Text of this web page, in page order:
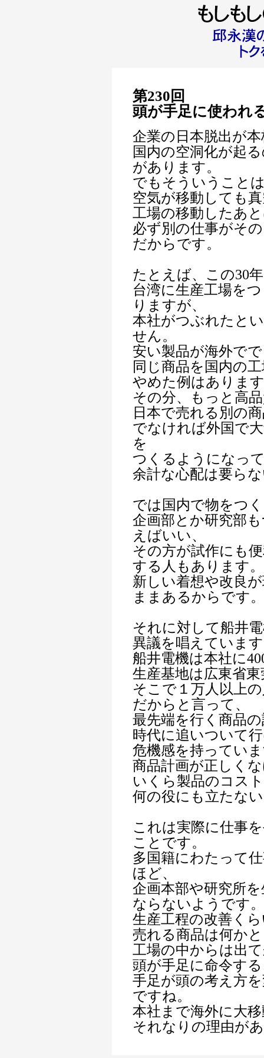
第230回
頭が手足に使われ
企業の日本脱出が
国内の空洞化が起
があります。
でもそういうこと
空気が移動しても
工場の移動したあ
必ず別の仕事がそ
だからです。
たとえば、この30
台湾に生産工場を
りますが、
本社がつぶれたと
せん。
安い製品が海外で
同じ商品を国内の
やめた例はありま
その分、もっと高
日本で売れる別の
でなければ外国で
を
つくるようになっ
余計な心配は要ら
では国内で物をつ
企画部とか研究部
えばいい、
その方が試作にも
する人もあります。
新しい着想や改良
ままあるからです。
それに対して船井
異議を唱えていま
船井電機は本社に
生産基地は広東省
そこで１万人以上
だからと言って、
最先端を行く商品
時代に追いついて
危機感を持ってい
商品計画が正しく
いくら製品のコス
何の役にも立たな
これは実際に仕事
ことです。
多国籍にわたって
ほど、
企画本部や研究所
ならないようです。
生産工程の改善く
売れる商品は何か
工場の中からは出
頭が手足に命令す
手足が頭の考え方
ですね。
本社まで海外に大
それなりの理由が